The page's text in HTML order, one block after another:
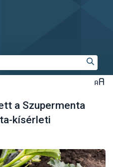
a Szupermenta
kísérleti